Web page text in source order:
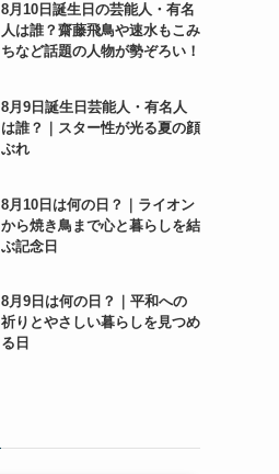
8月10日誕生日の芸能人・有名
人は誰？齋藤飛鳥や速水もこみ
ちなど話題の人物が勢ぞろい！
8月9日誕生日芸能人・有名人
は誰？｜スター性が光る夏の顔
ぶれ
8月10日は何の日？｜ライオン
から焼き鳥まで心と暮らしを結
ぶ記念日
8月9日は何の日？｜平和への
祈りとやさしい暮らしを見つめ
る日